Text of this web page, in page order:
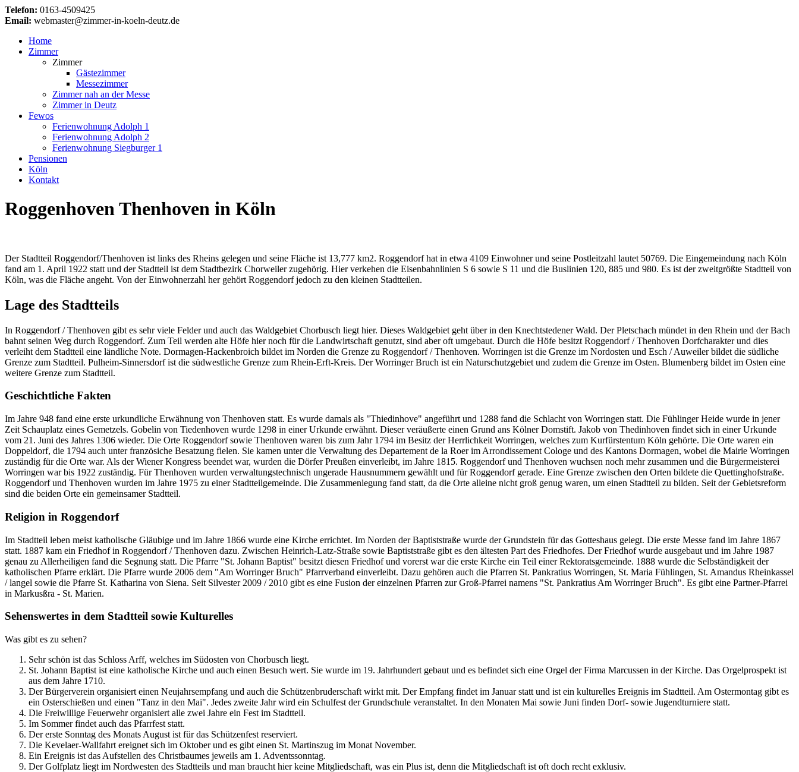
Telefon: 0163-4509425
Email: webmaster@zimmer-in-koeln-deutz.de
Home
Zimmer
Zimmer
Gästezimmer
Messezimmer
Zimmer nah an der Messe
Zimmer in Deutz
Fewos
Ferienwohnung Adolph 1
Ferienwohnung Adolph 2
Ferienwohnung Siegburger 1
Pensionen
Köln
Kontakt
Roggenhoven Thenhoven in Köln
Der Stadtteil Roggendorf/Thenhoven ist links des Rheins gelegen und seine Fläche ist 13,777 km2. Roggendorf hat in etwa 4109 Einwohner und seine Postleitzahl lautet 50769. Die Eingemeindung nach Köln
fand am 1. April 1922 statt und der Stadtteil ist dem Stadtbezirk Chorweiler zugehörig. Hier verkehen die Eisenbahnlinien S 6 sowie S 11 und die Buslinien 120, 885 und 980. Es ist der zweitgrößte Stadtteil von
Köln, was die Fläche angeht. Von der Einwohnerzahl her gehört Roggendorf jedoch zu den kleinen Stadtteilen.
Lage des Stadtteils
In Roggendorf / Thenhoven gibt es sehr viele Felder und auch das Waldgebiet Chorbusch liegt hier. Dieses Waldgebiet geht über in den Knechtstedener Wald. Der Pletschach mündet in den Rhein und der Bach
bahnt seinen Weg durch Roggendorf. Zum Teil werden alte Höfe hier noch für die Landwirtschaft genutzt, sind aber oft umgebaut. Durch die Höfe besitzt Roggendorf / Thenhoven Dorfcharakter und dies
verleiht dem Stadtteil eine ländliche Note. Dormagen-Hackenbroich bildet im Norden die Grenze zu Roggendorf / Thenhoven. Worringen ist die Grenze im Nordosten und Esch / Auweiler bildet die südliche
Grenze zum Stadtteil. Pulheim-Sinnersdorf ist die südwestliche Grenze zum Rhein-Erft-Kreis. Der Worringer Bruch ist ein Naturschutzgebiet und zudem die Grenze im Osten. Blumenberg bildet im Osten eine
weitere Grenze zum Stadtteil.
Geschichtliche Fakten
Im Jahre 948 fand eine erste urkundliche Erwähnung von Thenhoven statt. Es wurde damals als "Thiedinhove" angeführt und 1288 fand die Schlacht von Worringen statt. Die Fühlinger Heide wurde in jener
Zeit Schauplatz eines Gemetzels. Gobelin von Tiedenhoven wurde 1298 in einer Urkunde erwähnt. Dieser veräußerte einen Grund ans Kölner Domstift. Jakob von Thedinhoven findet sich in einer Urkunde
vom 21. Juni des Jahres 1306 wieder. Die Orte Roggendorf sowie Thenhoven waren bis zum Jahr 1794 im Besitz der Herrlichkeit Worringen, welches zum Kurfürstentum Köln gehörte. Die Orte waren ein
Doppeldorf, die 1794 auch unter französiche Besatzung fielen. Sie kamen unter die Verwaltung des Departement de la Roer im Arrondissement Cologe und des Kantons Dormagen, wobei die Mairie Worringen
zuständig für die Orte war. Als der Wiener Kongress beendet war, wurden die Dörfer Preußen einverleibt, im Jahre 1815. Roggendorf und Thenhoven wuchsen noch mehr zusammen und die Bürgermeisterei
Worringen war bis 1922 zuständig. Für Thenhoven wurden verwaltungstechnisch ungerade Hausnummern gewählt und für Roggendorf gerade. Eine Grenze zwischen den Orten bildete die Quettinghofstraße.
Roggendorf und Thenhoven wurden im Jahre 1975 zu einer Stadtteilgemeinde. Die Zusammenlegung fand statt, da die Orte alleine nicht groß genug waren, um einen Stadtteil zu bilden. Seit der Gebietsreform
sind die beiden Orte ein gemeinsamer Stadtteil.
Religion in Roggendorf
Im Stadtteil leben meist katholische Gläubige und im Jahre 1866 wurde eine Kirche errichtet. Im Norden der Baptiststraße wurde der Grundstein für das Gotteshaus gelegt. Die erste Messe fand im Jahre 1867
statt. 1887 kam ein Friedhof in Roggendorf / Thenhoven dazu. Zwischen Heinrich-Latz-Straße sowie Baptiststraße gibt es den ältesten Part des Friedhofes. Der Friedhof wurde ausgebaut und im Jahre 1987
genau zu Allerheiligen fand die Segnung statt. Die Pfarre "St. Johann Baptist" besitzt diesen Friedhof und vorerst war die erste Kirche ein Teil einer Rektoratsgemeinde. 1888 wurde die Selbständigkeit der
katholischen Pfarre erklärt. Die Pfarre wurde 2006 dem "Am Worringer Bruch" Pfarrverband einverleibt. Dazu gehören auch die Pfarren St. Pankratius Worringen, St. Maria Fühlingen, St. Amandus Rheinkassel
/ langel sowie die Pfarre St. Katharina von Siena. Seit Silvester 2009 / 2010 gibt es eine Fusion der einzelnen Pfarren zur Groß-Pfarrei namens "St. Pankratius Am Worringer Bruch". Es gibt eine Partner-Pfarrei
in Markusßra - St. Marien.
Sehenswertes in dem Stadtteil sowie Kulturelles
Was gibt es zu sehen?
Sehr schön ist das Schloss Arff, welches im Südosten von Chorbusch liegt.
St. Johann Baptist ist eine katholische Kirche und auch einen Besuch wert. Sie wurde im 19. Jahrhundert gebaut und es befindet sich eine Orgel der Firma Marcussen in der Kirche. Das Orgelprospekt ist
aus dem Jahre 1710.
Der Bürgerverein organisiert einen Neujahrsempfang und auch die Schützenbruderschaft wirkt mit. Der Empfang findet im Januar statt und ist ein kulturelles Ereignis im Stadtteil. Am Ostermontag gibt es
ein Osterschießen und einen "Tanz in den Mai". Jedes zweite Jahr wird ein Schulfest der Grundschule veranstaltet. In den Monaten Mai sowie Juni finden Dorf- sowie Jugendturniere statt.
Die Freiwillige Feuerwehr organisiert alle zwei Jahre ein Fest im Stadtteil.
Im Sommer findet auch das Pfarrfest statt.
Der erste Sonntag des Monats August ist für das Schützenfest reserviert.
Die Kevelaer-Wallfahrt ereignet sich im Oktober und es gibt einen St. Martinszug im Monat November.
Ein Ereignis ist das Aufstellen des Christbaumes jeweils am 1. Adventssonntag.
Der Golfplatz liegt im Nordwesten des Stadtteils und man braucht hier keine Mitgliedschaft, was ein Plus ist, denn die Mitgliedschaft ist oft doch recht exklusiv.